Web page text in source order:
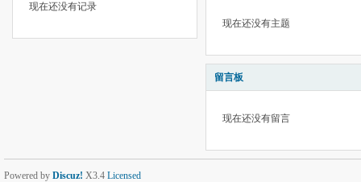
现在还没有记录
现在还没有主题
留言板
现在还没有留言
Powered by Discuz! X3.4 Licensed